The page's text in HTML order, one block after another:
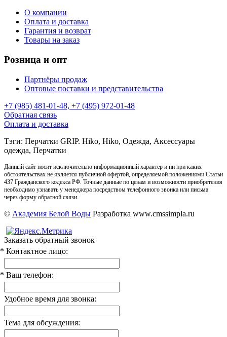
О компании
Оплата и доставка
Гарантия и возврат
Товары на заказ
Розница и опт
Партнёры продаж
Оптовые поставки и представительства
+7 (985) 481-01-48, +7 (495) 972-01-48
Обратная связь
Оплата и доставка
Тэги: Перчатки GRIP. Hiko, Hiko, Одежда, Аксессуары
одежда, Перчатки
Данный сайт носит исключительно информационный характер и ни при каких
обстоятельствах не является публичной офертой, определяемой положениями Статьи
437 Гражданского кодекса РФ. Точные данные по ценам и возможности приобретения
необходимо узнавать у менеджера посредством телефонного звонка или письма
через форму обратной связи.
© Академия Белой Воды Разработка www.cmssimpla.ru
Заказать обратный звонок
* Контактное лицо:
* Ваш телефон:
Удобное время для звонка:
Тема для обсуждения: